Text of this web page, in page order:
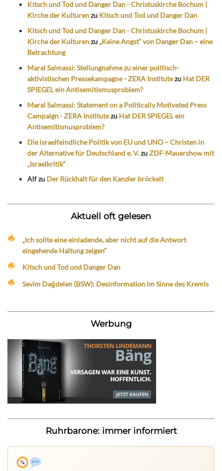
Kitsch und Tod und Danger Dan - Christuskirche Bochum |
Kirche der Kulturenzu Kitsch und Tod und Danger Dan
Kitsch und Tod und Danger Dan - Christuskirche Bochum |
Kirche der Kulturenzu „Keine Angst“ von Danger Dan – eine
Betrachtung
Maral Salmassi: Stellungnahme zu einer politisch-
aktivistischen Pressekampagne - ZERA Institutezu Hat DER
SPIEGEL ein Antisemitismusproblem?
Maral Salmassi: Statement on a Politically Motivated Press
Campaign - ZERA Institutezu Hat DER SPIEGEL ein
Antisemitismusproblem?
Die israelfeindliche Politik von EU und UNO – Christen in
der Alternative für Deutschland e. V.zuZDF-Mauershow mit
„Israelkritik“
Alfzu Der Rückhalt für den Kanzler bröckelt
Aktuell oft gelesen
„Ich sollte eine einladende, aber nicht auf die Antwort
eingehende Haltung zeigen“
Kitsch und Tod und Danger Dan
Sevim Dağdelen (BSW): Desinformation im Sinne des Kremls
Werbung
Ruhrbarone: immer informiert